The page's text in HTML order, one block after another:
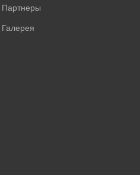
Партнеры
Галерея